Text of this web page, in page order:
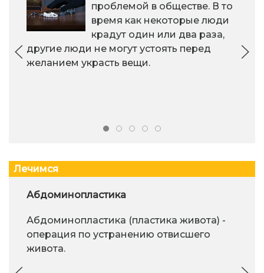
проблемой в обществе. В то
время как некоторые люди
крадут один или два раза,
другие люди не могут устоять перед
желанием украсть вещи.
Лечимся
Абдоминопластика
Абдоминопластика (пластика живота) -
операция по устранению отвисшего
живота.